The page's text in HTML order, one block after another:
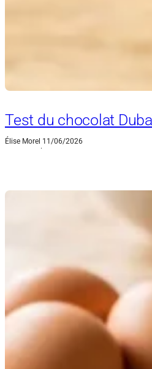
Test du chocolat
Élise Morel
·
11/06/2026